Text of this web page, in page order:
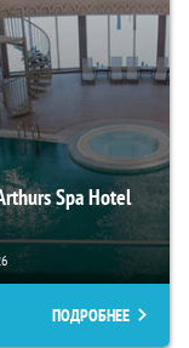
Spa Hotel
ПОДРОБНЕЕ